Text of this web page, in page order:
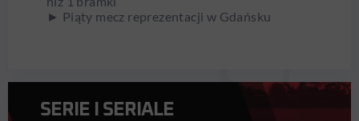
► Piąty mecz reprezentacji w Gdańsku
SERIE I SERIALE